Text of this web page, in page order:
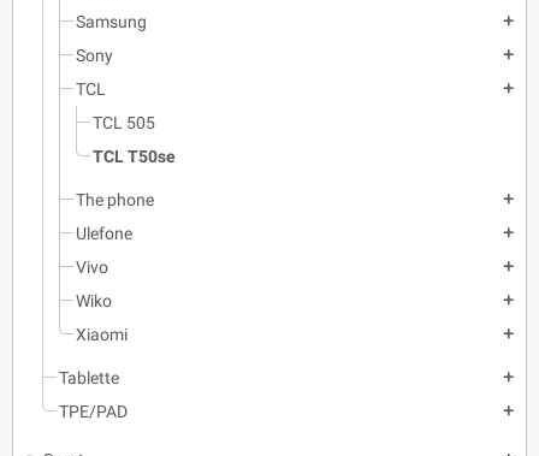
Samsung add
Sony add
TCL add
TCL 505
TCL T50se
The phone add
Ulefone add
Vivo add
Wiko add
Xiaomi add
Tablette add
TPE/PAD add